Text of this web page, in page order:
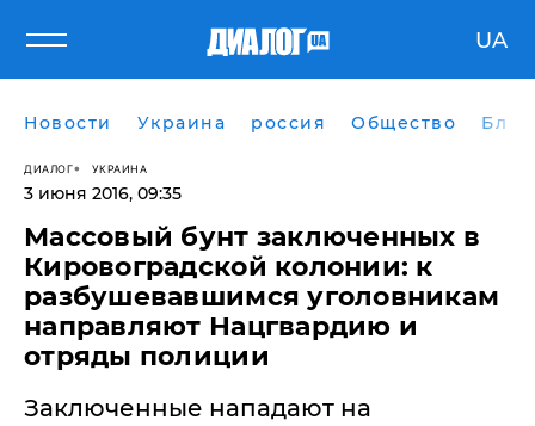
UA
Новости Украина россия Общество
ДИАЛОГ УКРАИНА
3 июня 2016, 09:35
Массовый бунт заключенных в
Кировоградской колонии: к
разбушевавшимся уголовникам
направляют Нацгвардию и
отряды полиции
Заключенные нападают на